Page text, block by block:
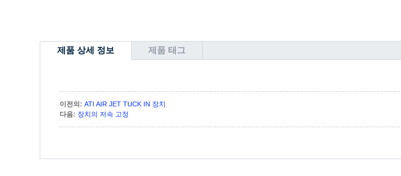
제품 상세 정보 제품 태그
이전의: ATI AIR JET TUCK IN 장치
다음: 장치의 저속 고정